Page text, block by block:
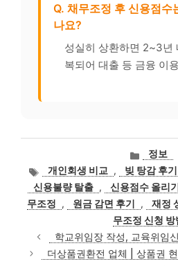
Q. 채무조정 후 신용점수
나요?
성실히 상환하면 2~3년
복되어 대출 등 금융 이
카
테
고
리
정보
태
그
개인회생 비교 , 빚 탕감 후기
신용불량 탈출 , 신용점수 올리기
무조정
, 원금 감면 후기 , 재정
무조정 신청 방
학교위임장 작성, 교육위임
더상품권환전 업체 | 상품권